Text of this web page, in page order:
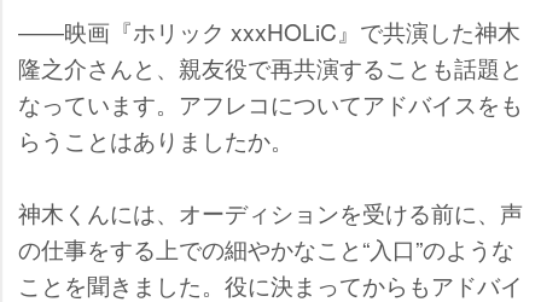
――映画『ホリック xxxHOLiC』で共演した神木
隆之介さんと、親友役で再共演することも話題と
なっています。アフレコについてアドバイスをも
らうことはありましたか。
神木くんには、オーディションを受ける前に、声
の仕事をする上での細やかなこと“入口”のような
ことを聞きました。役に決まってからもアドバイ